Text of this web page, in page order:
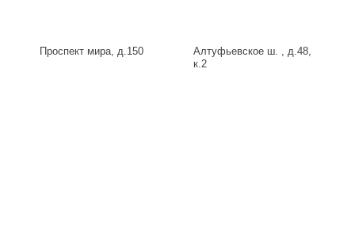
Проспект мира, д.150
Алтуфьевское ш. , д.48,
к.2